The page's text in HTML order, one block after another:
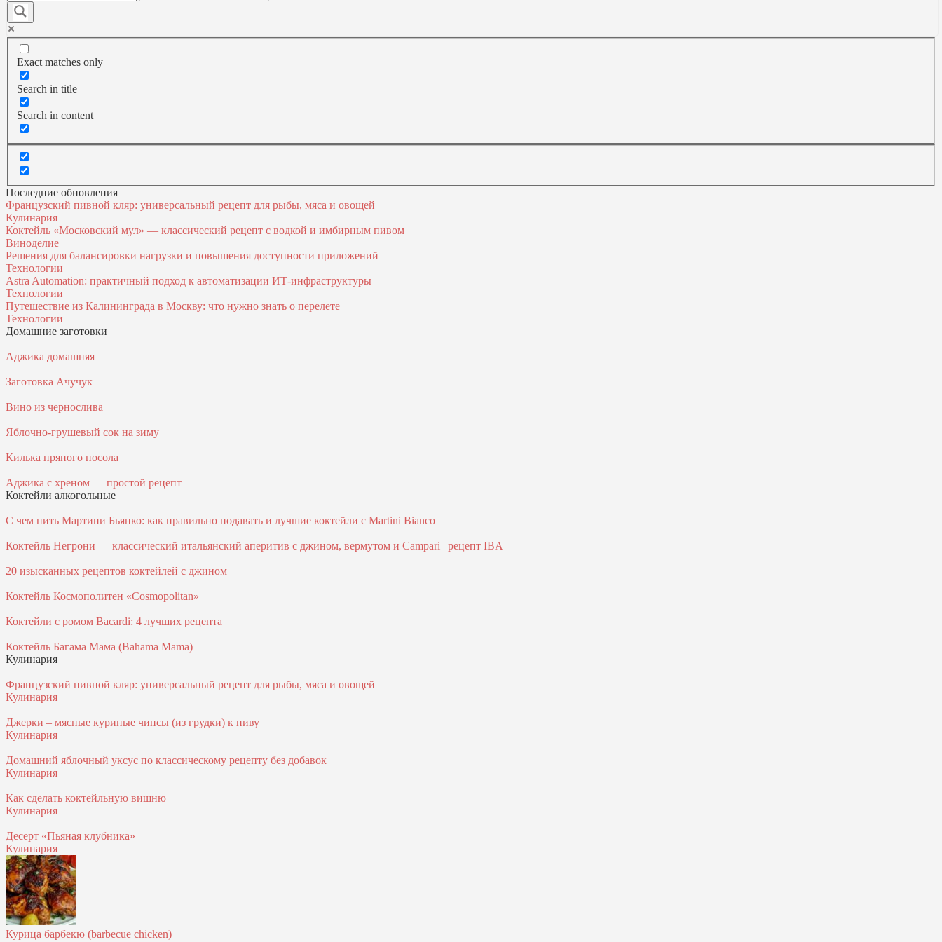
Exact matches only
Search in title
Search in content
Последние обновления
Французский пивной кляр: универсальный рецепт для рыбы, мяса и овощей
Кулинария
Коктейль «Московский мул» — классический рецепт с водкой и имбирным пивом
Виноделие
Решения для балансировки нагрузки и повышения доступности приложений
Технологии
Astra Automation: практичный подход к автоматизации ИТ‑инфраструктуры
Технологии
Путешествие из Калининграда в Москву: что нужно знать о перелете
Технологии
Домашние заготовки
Аджика домашняя
Заготовка Ачучук
Вино из чернослива
Яблочно-грушевый сок на зиму
Килька пряного посола
Аджика с хреном — простой рецепт
Коктейли алкогольные
С чем пить Мартини Бьянко: как правильно подавать и лучшие коктейли с Martini Bianco
Коктейль Негрони — классический итальянский аперитив с джином, вермутом и Campari | рецепт IBA
20 изысканных рецептов коктейлей с джином
Коктейль Космополитен «Cosmopolitan»
Коктейли с ромом Bacardi: 4 лучших рецепта
Коктейль Багама Мама (Bahama Mama)
Кулинария
Французский пивной кляр: универсальный рецепт для рыбы, мяса и овощей
Кулинария
Джерки – мясные куриные чипсы (из грудки) к пиву
Кулинария
Домашний яблочный уксус по классическому рецепту без добавок
Кулинария
Как сделать коктейльную вишню
Кулинария
Десерт «Пьяная клубника»
Кулинария
Курица барбекю (barbecue chicken)